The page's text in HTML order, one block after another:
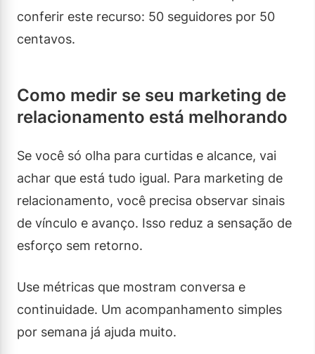
conferir este recurso: 50 seguidores por 50
centavos.
Como medir se seu marketing de
relacionamento está melhorando
Se você só olha para curtidas e alcance, vai
achar que está tudo igual. Para marketing de
relacionamento, você precisa observar sinais
de vínculo e avanço. Isso reduz a sensação de
esforço sem retorno.
Use métricas que mostram conversa e
continuidade. Um acompanhamento simples
por semana já ajuda muito.